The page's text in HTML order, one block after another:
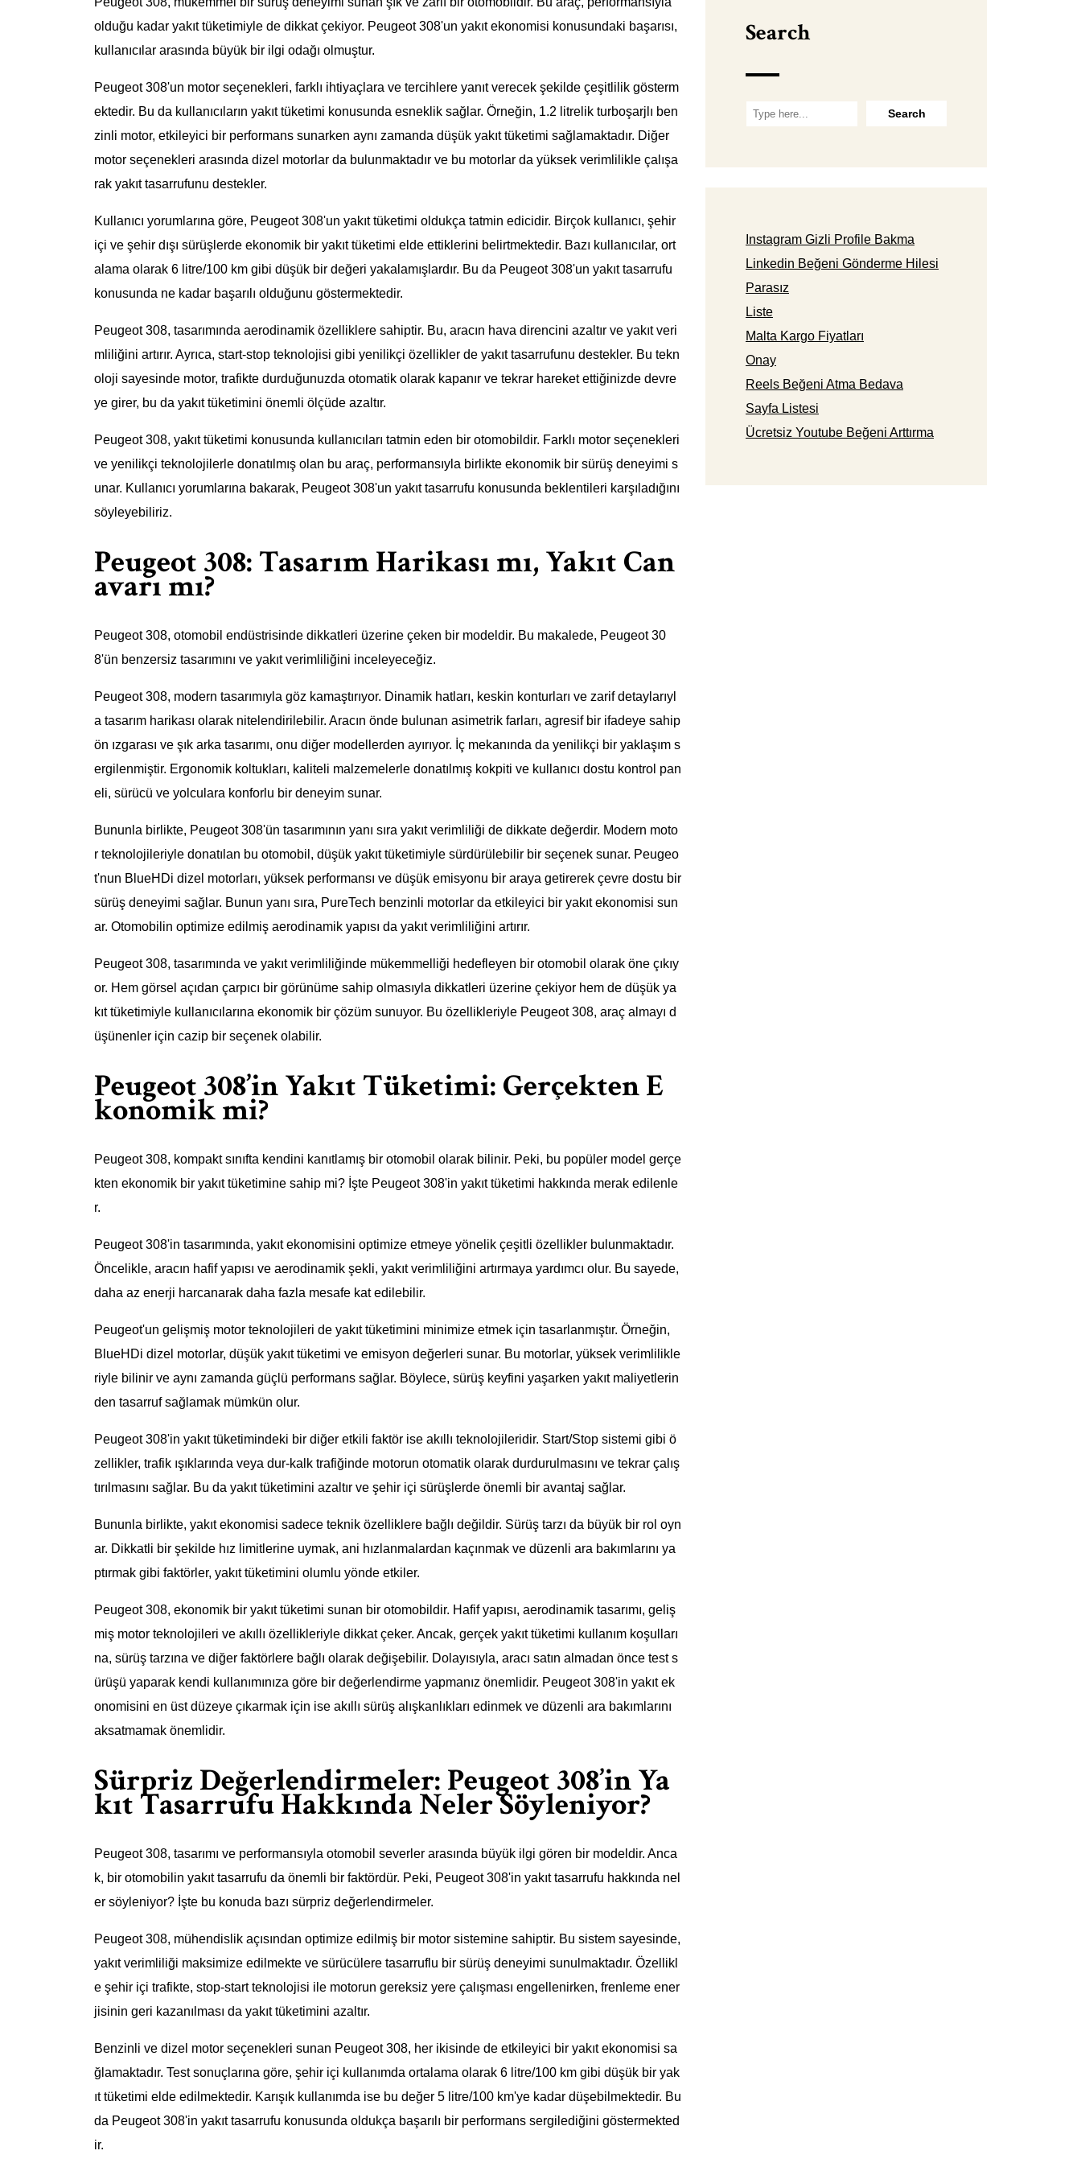
olduğu kadar yakıt tüketimiyle de dikkat çekiyor. Peugeot 308'un yakıt ekonomisi konusundaki başarısı,
kullanıcılar arasında büyük bir ilgi odağı olmuştur.
Peugeot 308'un motor seçenekleri, farklı ihtiyaçlara ve tercihlere yanıt verecek şekilde çeşitlilik gösterm
ektedir. Bu da kullanıcıların yakıt tüketimi konusunda esneklik sağlar. Örneğin, 1.2 litrelik turboşarjlı ben
zinli motor, etkileyici bir performans sunarken aynı zamanda düşük yakıt tüketimi sağlamaktadır. Diğer
motor seçenekleri arasında dizel motorlar da bulunmaktadır ve bu motorlar da yüksek verimlilikle çalışa
rak yakıt tasarrufunu destekler.
Kullanıcı yorumlarına göre, Peugeot 308'un yakıt tüketimi oldukça tatmin edicidir. Birçok kullanıcı, şehir
içi ve şehir dışı sürüşlerde ekonomik bir yakıt tüketimi elde ettiklerini belirtmektedir. Bazı kullanıcılar, ort
alama olarak 6 litre/100 km gibi düşük bir değeri yakalamışlardır. Bu da Peugeot 308'un yakıt tasarrufu
konusunda ne kadar başarılı olduğunu göstermektedir.
Peugeot 308, tasarımında aerodinamik özelliklere sahiptir. Bu, aracın hava direncini azaltır ve yakıt veri
mliliğini artırır. Ayrıca, start-stop teknolojisi gibi yenilikçi özellikler de yakıt tasarrufunu destekler. Bu tekn
oloji sayesinde motor, trafikte durduğunuzda otomatik olarak kapanır ve tekrar hareket ettiğinizde devre
ye girer, bu da yakıt tüketimini önemli ölçüde azaltır.
Peugeot 308, yakıt tüketimi konusunda kullanıcıları tatmin eden bir otomobildir. Farklı motor seçenekleri
ve yenilikçi teknolojilerle donatılmış olan bu araç, performansıyla birlikte ekonomik bir sürüş deneyimi s
unar. Kullanıcı yorumlarına bakarak, Peugeot 308'un yakıt tasarrufu konusunda beklentileri karşıladığını
söyleyebiliriz.
Peugeot 308: Tasarım Harikası mı, Yakıt Can
avarı mı?
Peugeot 308, otomobil endüstrisinde dikkatleri üzerine çeken bir modeldir. Bu makalede, Peugeot 30
8'ün benzersiz tasarımını ve yakıt verimliliğini inceleyeceğiz.
Peugeot 308, modern tasarımıyla göz kamaştırıyor. Dinamik hatları, keskin konturları ve zarif detaylarıyl
a tasarım harikası olarak nitelendirilebilir. Aracın önde bulunan asimetrik farları, agresif bir ifadeye sahip
ön ızgarası ve şık arka tasarımı, onu diğer modellerden ayırıyor. İç mekanında da yenilikçi bir yaklaşım s
ergilenmiştir. Ergonomik koltukları, kaliteli malzemelerle donatılmış kokpiti ve kullanıcı dostu kontrol pan
eli, sürücü ve yolculara konforlu bir deneyim sunar.
Bununla birlikte, Peugeot 308'ün tasarımının yanı sıra yakıt verimliliği de dikkate değerdir. Modern moto
r teknolojileriyle donatılan bu otomobil, düşük yakıt tüketimiyle sürdürülebilir bir seçenek sunar. Peugeo
t'nun BlueHDi dizel motorları, yüksek performansı ve düşük emisyonu bir araya getirerek çevre dostu bir
sürüş deneyimi sağlar. Bunun yanı sıra, PureTech benzinli motorlar da etkileyici bir yakıt ekonomisi sun
ar. Otomobilin optimize edilmiş aerodinamik yapısı da yakıt verimliliğini artırır.
Peugeot 308, tasarımında ve yakıt verimliliğinde mükemmelliği hedefleyen bir otomobil olarak öne çıkıy
or. Hem görsel açıdan çarpıcı bir görünüme sahip olmasıyla dikkatleri üzerine çekiyor hem de düşük ya
kıt tüketimiyle kullanıcılarına ekonomik bir çözüm sunuyor. Bu özellikleriyle Peugeot 308, araç almayı d
üşünenler için cazip bir seçenek olabilir.
Peugeot 308’in Yakıt Tüketimi: Gerçekten E
konomik mi?
Peugeot 308, kompakt sınıfta kendini kanıtlamış bir otomobil olarak bilinir. Peki, bu popüler model gerçe
kten ekonomik bir yakıt tüketimine sahip mi? İşte Peugeot 308'in yakıt tüketimi hakkında merak edilenle
r.
Peugeot 308'in tasarımında, yakıt ekonomisini optimize etmeye yönelik çeşitli özellikler bulunmaktadır.
Öncelikle, aracın hafif yapısı ve aerodinamik şekli, yakıt verimliliğini artırmaya yardımcı olur. Bu sayede,
daha az enerji harcanarak daha fazla mesafe kat edilebilir.
Peugeot'un gelişmiş motor teknolojileri de yakıt tüketimini minimize etmek için tasarlanmıştır. Örneğin,
BlueHDi dizel motorlar, düşük yakıt tüketimi ve emisyon değerleri sunar. Bu motorlar, yüksek verimlilikle
riyle bilinir ve aynı zamanda güçlü performans sağlar. Böylece, sürüş keyfini yaşarken yakıt maliyetlerin
den tasarruf sağlamak mümkün olur.
Peugeot 308'in yakıt tüketimindeki bir diğer etkili faktör ise akıllı teknolojileridir. Start/Stop sistemi gibi ö
zellikler, trafik ışıklarında veya dur-kalk trafiğinde motorun otomatik olarak durdurulmasını ve tekrar çalış
tırılmasını sağlar. Bu da yakıt tüketimini azaltır ve şehir içi sürüşlerde önemli bir avantaj sağlar.
Bununla birlikte, yakıt ekonomisi sadece teknik özelliklere bağlı değildir. Sürüş tarzı da büyük bir rol oyn
ar. Dikkatli bir şekilde hız limitlerine uymak, ani hızlanmalardan kaçınmak ve düzenli ara bakımlarını ya
ptırmak gibi faktörler, yakıt tüketimini olumlu yönde etkiler.
Peugeot 308, ekonomik bir yakıt tüketimi sunan bir otomobildir. Hafif yapısı, aerodinamik tasarımı, geliş
miş motor teknolojileri ve akıllı özellikleriyle dikkat çeker. Ancak, gerçek yakıt tüketimi kullanım koşulları
na, sürüş tarzına ve diğer faktörlere bağlı olarak değişebilir. Dolayısıyla, aracı satın almadan önce test s
ürüşü yaparak kendi kullanımınıza göre bir değerlendirme yapmanız önemlidir. Peugeot 308'in yakıt ek
onomisini en üst düzeye çıkarmak için ise akıllı sürüş alışkanlıkları edinmek ve düzenli ara bakımlarını
aksatmamak önemlidir.
Sürpriz Değerlendirmeler: Peugeot 308’in Ya
kıt Tasarrufu Hakkında Neler Söyleniyor?
Peugeot 308, tasarımı ve performansıyla otomobil severler arasında büyük ilgi gören bir modeldir. Anca
k, bir otomobilin yakıt tasarrufu da önemli bir faktördür. Peki, Peugeot 308'in yakıt tasarrufu hakkında nel
er söyleniyor? İşte bu konuda bazı sürpriz değerlendirmeler.
Peugeot 308, mühendislik açısından optimize edilmiş bir motor sistemine sahiptir. Bu sistem sayesinde,
yakıt verimliliği maksimize edilmekte ve sürücülere tasarruflu bir sürüş deneyimi sunulmaktadır. Özellikl
e şehir içi trafikte, stop-start teknolojisi ile motorun gereksiz yere çalışması engellenirken, frenleme ener
jisinin geri kazanılması da yakıt tüketimini azaltır.
Benzinli ve dizel motor seçenekleri sunan Peugeot 308, her ikisinde de etkileyici bir yakıt ekonomisi sa
ğlamaktadır. Test sonuçlarına göre, şehir içi kullanımda ortalama olarak 6 litre/100 km gibi düşük bir yak
ıt tüketimi elde edilmektedir. Karışık kullanımda ise bu değer 5 litre/100 km'ye kadar düşebilmektedir. Bu
da Peugeot 308'in yakıt tasarrufu konusunda oldukça başarılı bir performans sergilediğini göstermekted
ir.
Search
Instagram Gizli Profile Bakma
Linkedin Beğeni Gönderme Hilesi
Parasız
Liste
Malta Kargo Fiyatları
Onay
Reels Beğeni Atma Bedava
Sayfa Listesi
Ücretsiz Youtube Beğeni Arttırma